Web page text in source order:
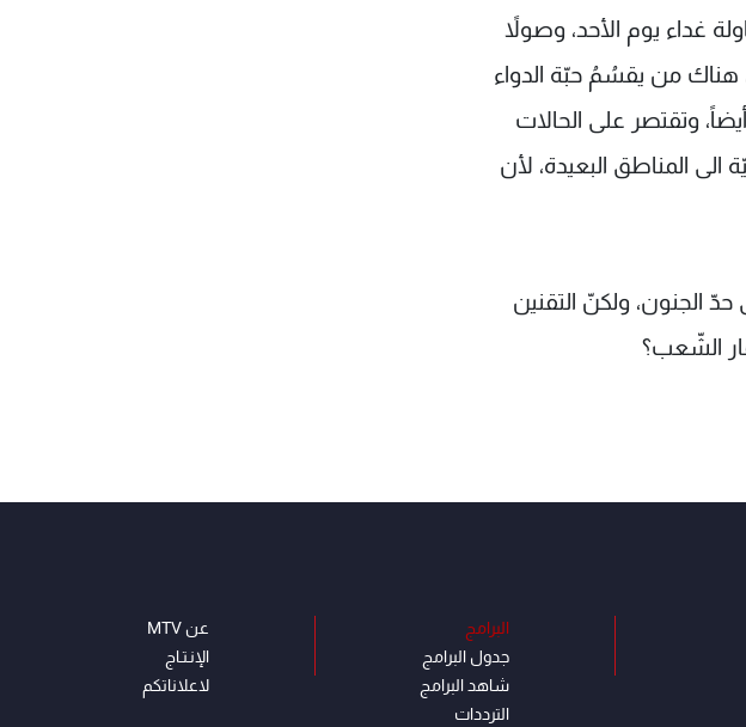
غداء يوم الأحد، وصولاً
هناك من يقسُمُ حبّة الدواء
وتقتصر على الحالات
الى المناطق البعيدة، لأن
الجنون، ولكنّ التقنين
الشّعب؟
البرامج
جدول البرامج
شاهد البرامج
الترددات
عن MTV
الإنـتـاج
لاعلاناتكم